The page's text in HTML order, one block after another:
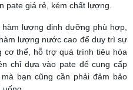
pate giá rẻ, kém chất lượng.
lượng dinh dưỡng phù hợp,
lượng nước cao để duy trì sự
cơ thể, hỗ trợ quá trình tiêu hóa
chỉ dựa vào pate để cung cấp
bạn cũng cần phải đảm bảo